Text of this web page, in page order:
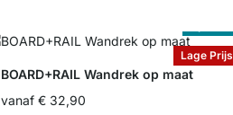
Lage Prijs
BOARD+RAIL Wandrek op maat
vanaf € 32,90